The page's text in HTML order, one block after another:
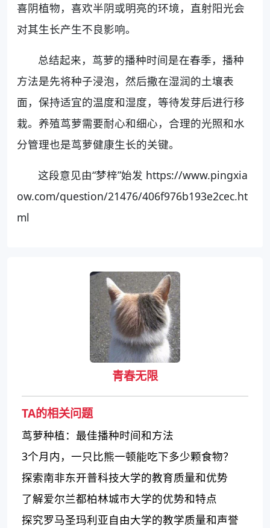
喜阴植物，喜欢半阴或明亮的环境，直射阳光会
对其生长产生不良影响。
总结起来，茑萝的播种时间是在春季，播种
方法是先将种子浸泡，然后撒在湿润的土壤表
面，保持适宜的温度和湿度，等待发芽后进行移
栽。养殖茑萝需要耐心和细心，合理的光照和水
分管理也是茑萝健康生长的关键。
这段意见由“梦梓”始发 https://www.pingxia
ow.com/question/21476/406f976b193e2cec.ht
ml
青春无限
TA的相关问题
茑萝种植：最佳播种时间和方法
3个月内，一只比熊一顿能吃下多少颗食物？
探索南非东开普科技大学的教育质量和优势
了解爱尔兰都柏林城市大学的优势和特点
探究罗马圣玛利亚自由大学的教学质量和声誉